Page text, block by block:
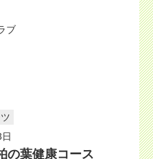
ブ
葉健康コース